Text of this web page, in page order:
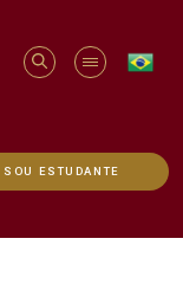
SOU ESTUDANTE